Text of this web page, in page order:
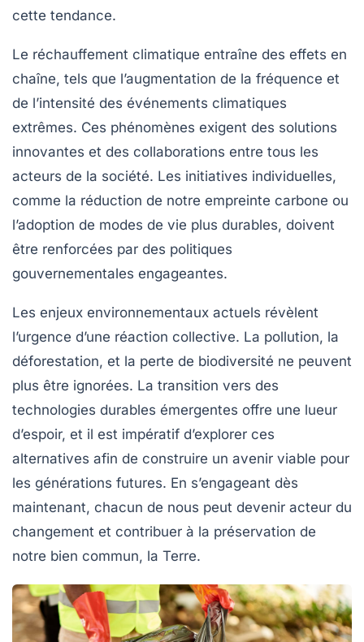
cette tendance.
Le réchauffement climatique entraîne des effets en
chaîne, tels que l’augmentation de la fréquence et
de l’intensité des événements climatiques
extrêmes. Ces phénomènes exigent des solutions
innovantes et des collaborations entre tous les
acteurs de la société. Les initiatives individuelles,
comme la réduction de notre empreinte carbone ou
l’adoption de modes de vie plus durables, doivent
être renforcées par des politiques
gouvernementales engageantes.
Les enjeux environnementaux actuels révèlent
l’urgence d’une réaction collective. La pollution, la
déforestation, et la perte de biodiversité ne peuvent
plus être ignorées. La transition vers des
technologies durables émergentes offre une lueur
d’espoir, et il est impératif d’explorer ces
alternatives afin de construire un avenir viable pour
les générations futures. En s’engageant dès
maintenant, chacun de nous peut devenir acteur du
changement et contribuer à la préservation de
notre bien commun, la Terre.